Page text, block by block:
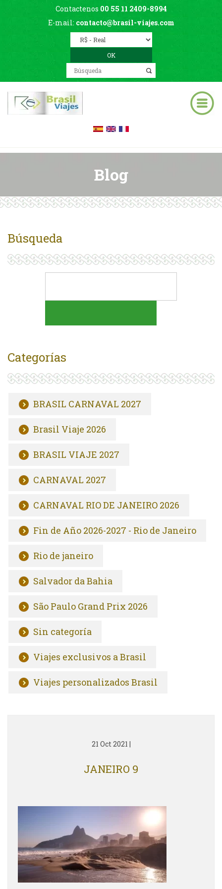
Contactenos 00 55 11 2409-8994
E-mail: contacto@brasil-viajes.com
Blog
Búsqueda
Categorías
BRASIL CARNAVAL 2027
Brasil Viaje 2026
BRASIL VIAJE 2027
CARNAVAL 2027
CARNAVAL RIO DE JANEIRO 2026
Fin de Año 2026-2027 - Rio de Janeiro
Rio de janeiro
Salvador da Bahia
São Paulo Grand Prix 2026
Sin categoría
Viajes exclusivos a Brasil
Viajes personalizados Brasil
21 Oct 2021 |
JANEIRO 9